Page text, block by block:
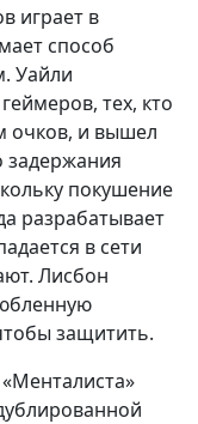
играет в
способ
Уайли
тех, кто
очков, и вышел
задержания
покушение
разрабатывает
в сети
Лисбон
защитить.